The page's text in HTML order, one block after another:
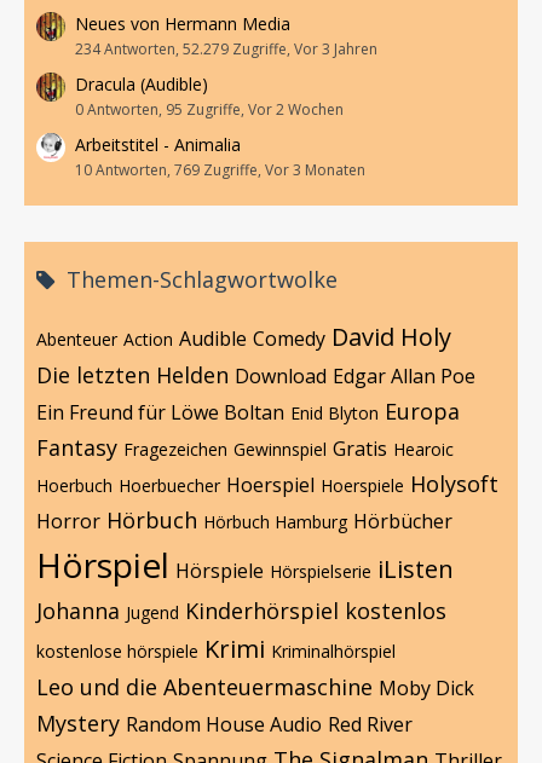
Neues von Hermann Media
234 Antworten, 52.279 Zugriffe, Vor 3 Jahren
Dracula (Audible)
0 Antworten, 95 Zugriffe, Vor 2 Wochen
Arbeitstitel - Animalia
10 Antworten, 769 Zugriffe, Vor 3 Monaten
Themen-Schlagwortwolke
Abenteuer Action Audible Comedy David Holy
Die letzten Helden Download Edgar Allan Poe
Ein Freund für Löwe Boltan Enid Blyton Europa
Fantasy Fragezeichen Gewinnspiel Gratis Hearoic
Hoerbuch Hoerbuecher Hoerspiel Hoerspiele Holysoft
Horror Hörbuch Hörbuch Hamburg Hörbücher
Hörspiel Hörspiele Hörspielserie iListen
Johanna Jugend Kinderhörspiel kostenlos
kostenlose hörspiele Krimi Kriminalhörspiel
Leo und die Abenteuermaschine Moby Dick
Mystery Random House Audio Red River